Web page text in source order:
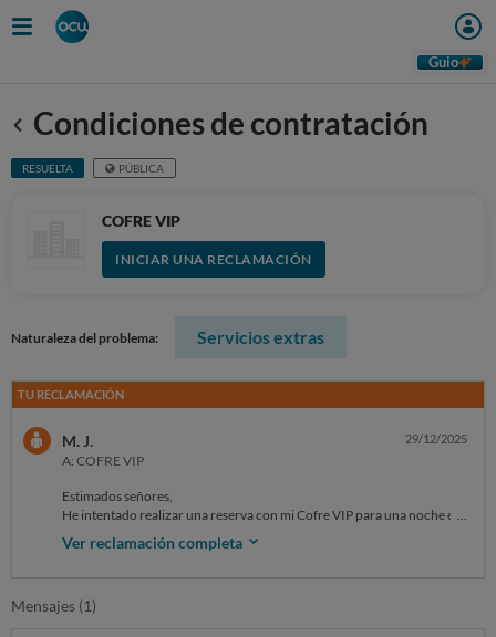
Guio
Anterior
Condiciones de contratación
RESUELTA PÚBLICA
COFRE VIP
INICIAR UNA RECLAMACIÓN
Naturaleza del problema: Servicios extras
TU RECLAMACIÓN
M. J.
A: COFRE VIP
29/12/2025
Estimados señores,
He intentado realizar una reserva con mi Cofre VIP para una noche en
el Hotel La Milagrosa de Alicante. Al comunicar que se trataba de un
cheque Cofre VIP, se me indicó que la estancia mínima debía ser de dos
se menciona que la estancia mínima sea de dos noches. Ante esta
Ver reclamación completa
Mensajes (1)